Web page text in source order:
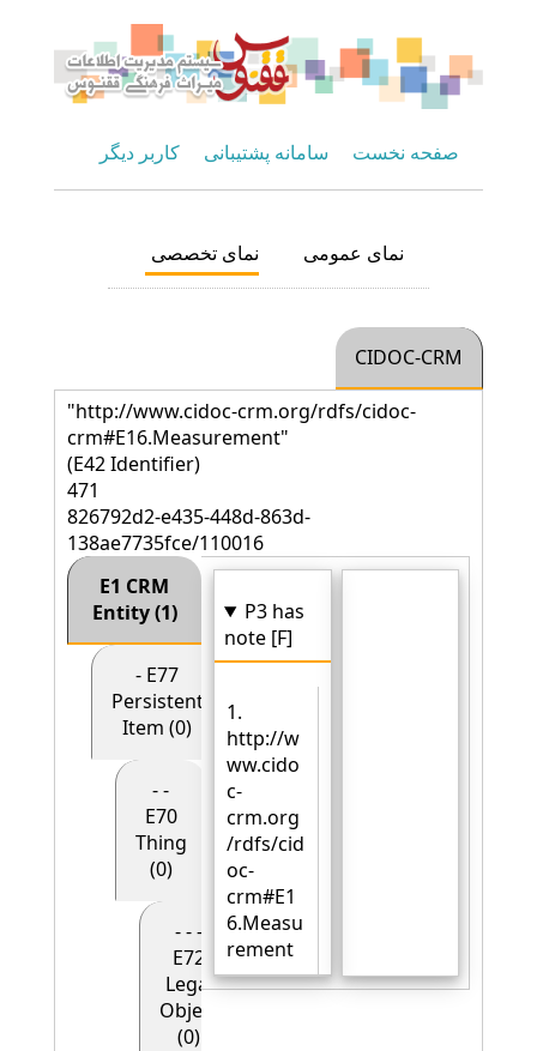
صفحه نخست سامانه پشتیبانی کاربر دیگر
نمای عمومی نمای تخصصی
CIDOC-CRM
"http://www.cidoc-crm.org/rdfs/cidoc-
crm#E16.Measurement"
(E42 Identifier)
471
826792d2-e435-448d-863d-
138ae7735fce/110016
E1 CRM
Entity (1)
- E77
Persistent
Item (0)
- -
E70
Thing
(0)
- - -
E72
Legal
Object
(0)
P3 has
note [F]
1.
http://w
ww.cido
c-
crm.org
/rdfs/cid
oc-
crm#E1
6.Measu
rement